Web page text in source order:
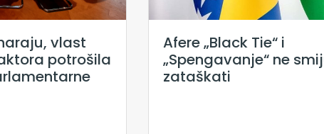
vlast
potrošila
Afere „Black Tie“ i
„Spengavanje“ ne
zataškati